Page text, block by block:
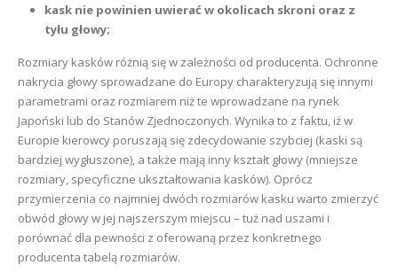
kask nie powinien uwierać w okolicach skroni oraz z
tyłu głowy;
Rozmiary kasków różnią się w zależności od producenta. Ochronne
nakrycia głowy sprowadzane do Europy charakteryzują się innymi
parametrami oraz rozmiarem niż te wprowadzane na rynek
Japoński lub do Stanów Zjednoczonych. Wynika to z faktu, iż w
Europie kierowcy poruszają się zdecydowanie szybciej (kaski są
bardziej wygłuszone), a także mają inny kształt głowy (mniejsze
rozmiary, specyficzne ukształtowania kasków). Oprócz
przymierzenia co najmniej dwóch rozmiarów kasku warto zmierzyć
obwód głowy w jej najszerszym miejscu – tuż nad uszami i
porównać dla pewności z oferowaną przez konkretnego
producenta tabelą rozmiarów.